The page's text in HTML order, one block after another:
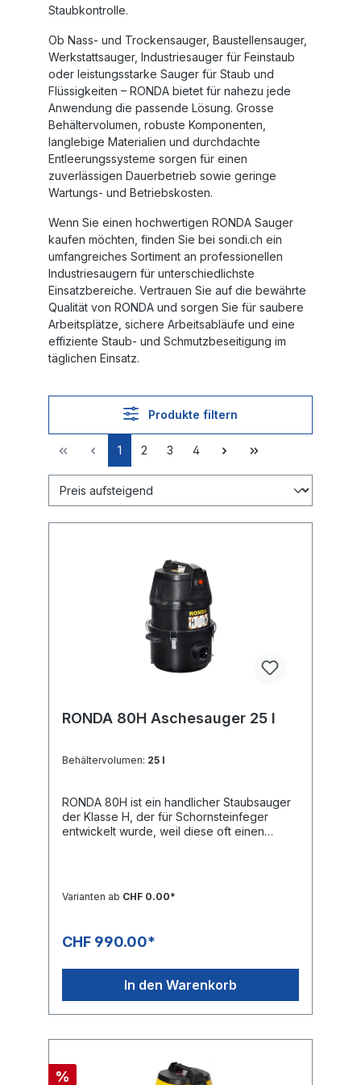
Staubkontrolle.
Ob Nass- und Trockensauger, Baustellensauger,
Werkstattsauger, Industriesauger für Feinstaub
oder leistungsstarke Sauger für Staub und
Flüssigkeiten – RONDA bietet für nahezu jede
Anwendung die passende Lösung. Grosse
Behältervolumen, robuste Komponenten,
langlebige Materialien und durchdachte
Entleerungssysteme sorgen für einen
zuverlässigen Dauerbetrieb sowie geringe
Wartungs- und Betriebskosten.
Wenn Sie einen hochwertigen RONDA Sauger
kaufen möchten, finden Sie bei sondi.ch ein
umfangreiches Sortiment an professionellen
Industriesaugern für unterschiedlichste
Einsatzbereiche. Vertrauen Sie auf die bewährte
Qualität von RONDA und sorgen Sie für saubere
Arbeitsplätze, sichere Arbeitsabläufe und eine
effiziente Staub- und Schmutzbeseitigung im
täglichen Einsatz.
Produkte filtern
1 2 3 4
RONDA 80H Aschesauger 25 l
Behältervolumen: 25 l
RONDA 80H ist ein handlicher Staubsauger
der Klasse H, der für Schornsteinfeger
entwickelt wurde, weil diese oft einen
Partikel wie z.B. Asche und Russ bei der
ausgestattet. Erste Stufe ist der
befindet sich ein Membranfilter aus einem
feuerhemmenden Material, dessen
durchbrennt. Schliesslich ist die Maschine
mit einem grossen HEPA-Filter der Klasse H
Varianten ab CHF 0.00*
CHF 990.00*
In den Warenkorb
%